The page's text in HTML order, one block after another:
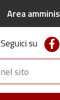
Area
Seguici su